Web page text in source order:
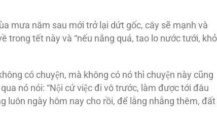
mưa năm sau mới trở lại dứt gốc, cây sẽ mạnh và
trong tết này và “nếu nắng quá, tao lo nước tưới,
có chuyện, mà không có nó thì chuyện này cũng
nó nói: “Nội cứ việc đi vô trước, làm được tới đâu
luôn ngày hôm nay cho rồi, để lằng nhằng thêm, đất